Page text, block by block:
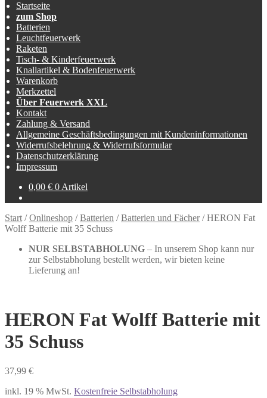
Startseite
zum Shop
Batterien
Leuchtfeuerwerk
Raketen
Tisch- & Kinderfeuerwerk
Knallartikel & Bodenfeuerwerk
Warenkorb
Merkzettel
Über Feuerwerk XXL
Kontakt
Zahlung & Versand
Allgemeine Geschäftsbedingungen mit Kundeninformationen
Widerrufsbelehrung & Widerrufsformular
Datenschutzerklärung
Impressum
0,00 € 0 Artikel
Start /Onlineshop /Batterien /Batterien und Fächer/HERON Fat
Wolff Batterie mit 35 Schuss
NUR SELBSTABHOLUNG – In unserem Shop kann nur
zur Selbstabholung bestellt werden, wir bieten keine
Lieferung an!
HERON Fat Wolff Batterie mit
35 Schuss
37,99 €
inkl. 19 % MwSt. Kostenfreie Selbstabholung